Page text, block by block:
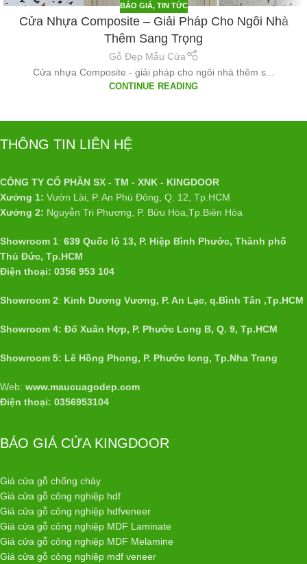
BÁO GIÁ, TIN TỨC
Cửa Nhựa Composite – Giải Pháp Cho Ngôi Nhà
Thêm Sang Trọng
Gỗ Đẹp Mẫu Cửa
Cửa nhựa Composite - giải pháp cho ngôi nhà thêm s...
CONTINUE READING
THÔNG TIN LIÊN HỆ
CÔNG TY CỔ PHẦN SX - TM - XNK - KINGDOOR
Xưởng 1: Vườn Lài, P. An Phú Đông, Q. 12, Tp.HCM
Xưởng 2: Nguyễn Tri Phương, P. Bửu Hòa,Tp.Biên Hòa
Showroom 1: 639 Quốc lộ 13, P. Hiệp Bình Phước, Thành phố
Thủ Đức, Tp.HCM
Điện thoại: 0356 953 104
Showroom 2: Kinh Dương Vương, P. An Lạc, q.Bình Tân ,Tp.HCM
Showroom 4: Đổ Xuân Hợp, P. Phước Long B, Q. 9, Tp.HCM
Showroom 5: Lê Hồng Phong, P. Phước long, Tp.Nha Trang
Web: www.maucuagodep.com
Điện thoại: 0356953104
BÁO GIÁ CỬA KINGDOOR
Giá cửa gỗ chống cháy
Giá cửa gỗ công nghiệp hdf
Giá cửa gỗ công nghiệp hdfveneer
Giá cửa gỗ công nghiệp MDF Laminate
Giá cửa gỗ công nghiệp MDF Melamine
Giá cửa gỗ công nghiệp mdf veneer